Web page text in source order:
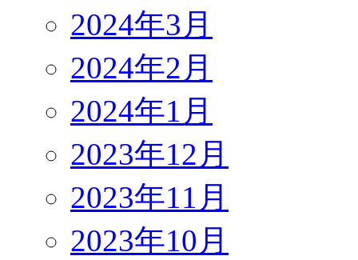
2024年3月
2024年2月
2024年1月
2023年12月
2023年11月
2023年10月